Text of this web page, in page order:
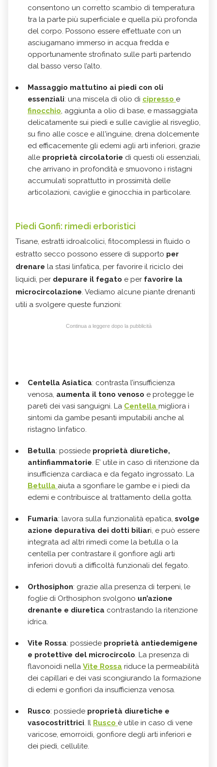
consentono un corretto scambio di temperatura
tra la parte più superficiale e quella più profonda
del corpo. Possono essere effettuate con un
asciugamano immerso in acqua fredda e
opportunamente strofinato sulle parti partendo
dal basso verso l’alto.
Massaggio mattutino ai piedi con oli
essenziali: una miscela di olio di cipresso e
finocchio, aggiunta a olio di base, e massaggiata
delicatamente sui piedi e sulle caviglie al risveglio,
su fino alle cosce e all'inguine, drena dolcemente
ed efficacemente gli edemi agli arti inferiori, grazie
alle proprietà circolatorie di questi oli essenziali,
che arrivano in profondità e smuovono i ristagni
accumulati soprattutto in prossimità delle
articolazioni, caviglie e ginocchia in particolare.
Piedi Gonfi: rimedi erboristici
Tisane, estratti idroalcolici, fitocomplessi in fluido o
estratto secco possono essere di supporto per
drenare la stasi linfatica, per favorire il riciclo dei
liquidi, per depurare il fegato e per favorire la
microcircolazione. Vediamo alcune piante drenanti
utili a svolgere queste funzioni:
Continua a leggere dopo la pubblicità
Centella Asiatica: contrasta l’insufficienza
venosa, aumenta il tono venoso e protegge le
pareti dei vasi sanguigni. La Centella migliora i
sintomi da gambe pesanti imputabili anche al
ristagno linfatico.
Betulla: possiede proprietà diuretiche,
antinfiammatorie. E’ utile in caso di ritenzione da
insufficienza cardiaca e da fegato ingrossato. La
Betulla aiuta a sgonfiare le gambe e i piedi da
edemi e contribuisce al trattamento della gotta.
Fumaria: lavora sulla funzionalità epatica, svolge
azione depurativa dei dotti biliari, e può essere
integrata ad altri rimedi come la betulla o la
centella per contrastare il gonfiore agli arti
inferiori dovuti a difficoltà funzionali del fegato.
Orthosiphon: grazie alla presenza di terpeni, le
foglie di Orthosiphon svolgono un’azione
drenante e diuretica contrastando la ritenzione
idrica.
Vite Rossa: possiede proprietà antiedemigene
e protettive del microcircolo. La presenza di
flavonoidi nella Vite Rossa riduce la permeabilità
dei capillari e dei vasi scongiurando la formazione
di edemi e gonfiori da insufficienza venosa.
Rusco: possiede proprietà diuretiche e
vasocostrittrici. Il Rusco è utile in caso di vene
varicose, emorroidi, gonfiore degli arti inferiori e
dei piedi, cellulite.